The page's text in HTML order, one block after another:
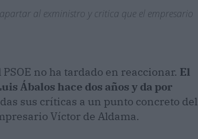
al exministro y critica que el empresario
no ha tardado en reaccionar. El
Ábalos hace dos años y da por
sus críticas a un punto concreto del
Víctor de Aldama.